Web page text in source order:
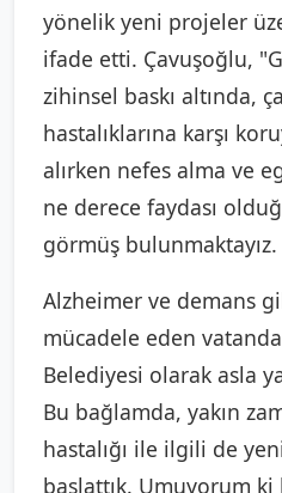
yönelik yeni projeler
ifade etti. Çavuşoğlu,
zihinsel baskı altında,
hastalıklarına karşı
alırken nefes alma ve
ne derece faydası
görmüş bulunmaktayız.
Alzheimer ve demans
mücadele eden
Belediyesi olarak asla
Bu bağlamda, yakın
hastalığı ile ilgili de
başlattık. Umuyorum ki